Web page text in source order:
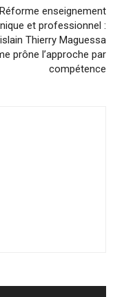
Réforme enseignement
et professionnel :
Thierry Maguessa
prône l’approche par
compétence